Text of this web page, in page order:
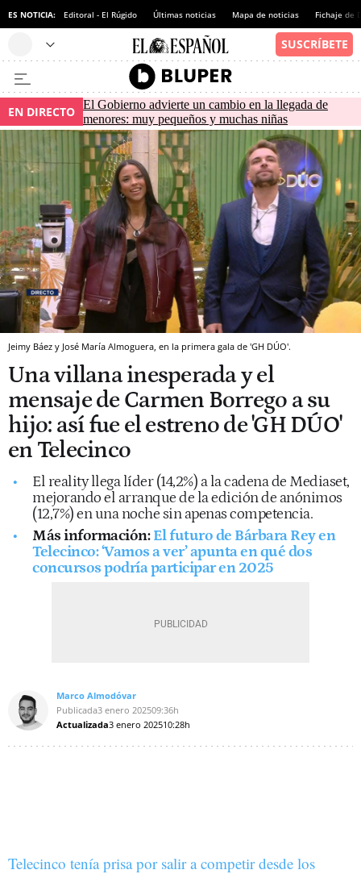
ES NOTICIA: Editoral - El Rúgido Últimas noticias Mapa de noticias Fichaje de
EN DIRECTO El Gobierno advierte un cambio en la llegada de
menores: muy pequeños y muchas niñas
Jeimy Báez y José María Almoguera, en la primera gala de 'GH DÚO'.
Una villana inesperada y el
mensaje de Carmen Borrego a su
hijo: así fue el estreno de 'GH DÚO'
en Telecinco
El reality llega líder (14,2%) a la cadena de Mediaset,
mejorando el arranque de la edición de anónimos
(12,7%) en una noche sin apenas competencia.
Más información:El futuro de Bárbara Rey en
Telecinco: ‘Vamos a ver’ apunta en qué dos
concursos podría participar en 2025
Marco Almodóvar
Publicada3 enero 202509:36h
Actualizada3 enero 202510:28h
Telecinco tenía prisa por salir a competir desde los